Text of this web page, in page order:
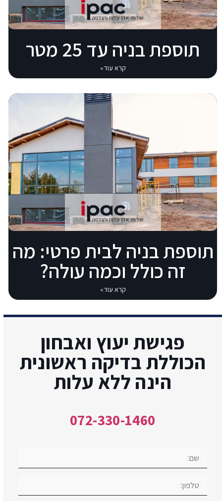
תוספת בניה עד 25 מטר
קרא עוד»
תוספת בניה לבית פרטי: מה
זה כולל וכמה עולה?
קרא עוד»
פגישת יעוץ ואבחון
הכוללת בדיקה ראשונית
הינה ללא עלות
072-330-1460